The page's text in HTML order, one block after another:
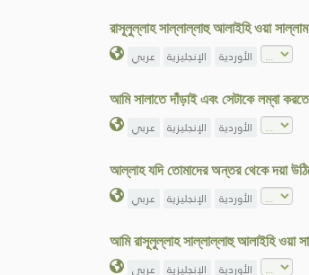
রাসূলুল্লাহ সাল্লাল্লাহু আলাইহি ওয়া
عربي الإنجليزية الأوردية
আমি সালাতে দাঁড়াই এবং সেটাকে লম্বা
عربي الإنجليزية الأوردية
আল্লাহ যদি তোমাদের অন্তর থেকে দয়া
عربي الإنجليزية الأوردية
আমি রাসূলুল্লাহ সাল্লাল্লাহু আলাইহি ওয়া
عربي الإنجليزية الأوردية